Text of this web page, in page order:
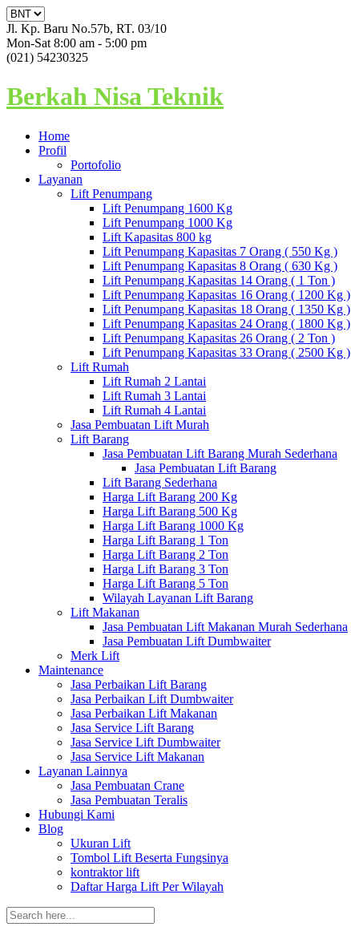
Jl. Kp. Baru No.57b, RT. 03/10
Mon-Sat 8:00 am - 5:00 pm
(021) 54230325
Berkah Nisa Teknik
Home
Profil
Portofolio
Layanan
Lift Penumpang
Lift Penumpang 1600 Kg
Lift Penumpang 1000 Kg
Lift Kapasitas 800 kg
Lift Penumpang Kapasitas 7 Orang ( 550 Kg )
Lift Penumpang Kapasitas 8 Orang ( 630 Kg )
Lift Penumpang Kapasitas 14 Orang ( 1 Ton )
Lift Penumpang Kapasitas 16 Orang ( 1200 Kg )
Lift Penumpang Kapasitas 18 Orang ( 1350 Kg )
Lift Penumpang Kapasitas 24 Orang ( 1800 Kg )
Lift Penumpang Kapasitas 26 Orang ( 2 Ton )
Lift Penumpang Kapasitas 33 Orang ( 2500 Kg )
Lift Rumah
Lift Rumah 2 Lantai
Lift Rumah 3 Lantai
Lift Rumah 4 Lantai
Jasa Pembuatan Lift Murah
Lift Barang
Jasa Pembuatan Lift Barang Murah Sederhana
Jasa Pembuatan Lift Barang
Lift Barang Sederhana
Harga Lift Barang 200 Kg
Harga Lift Barang 500 Kg
Harga Lift Barang 1000 Kg
Harga Lift Barang 1 Ton
Harga Lift Barang 2 Ton
Harga Lift Barang 3 Ton
Harga Lift Barang 5 Ton
Wilayah Layanan Lift Barang
Lift Makanan
Jasa Pembuatan Lift Makanan Murah Sederhana
Jasa Pembuatan Lift Dumbwaiter
Merk Lift
Maintenance
Jasa Perbaikan Lift Barang
Jasa Perbaikan Lift Dumbwaiter
Jasa Perbaikan Lift Makanan
Jasa Service Lift Barang
Jasa Service Lift Dumbwaiter
Jasa Service Lift Makanan
Layanan Lainnya
Jasa Pembuatan Crane
Jasa Pembuatan Teralis
Hubungi Kami
Blog
Ukuran Lift
Tombol Lift Beserta Fungsinya
kontraktor lift
Daftar Harga Lift Per Wilayah